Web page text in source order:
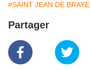
#SAINT JEAN DE BRAYE
Partager